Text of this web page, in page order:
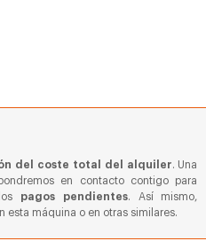
del coste total del alquiler. Una
en contacto contigo para
pagos pendientes. Así mismo,
esta máquina o en otras similares.